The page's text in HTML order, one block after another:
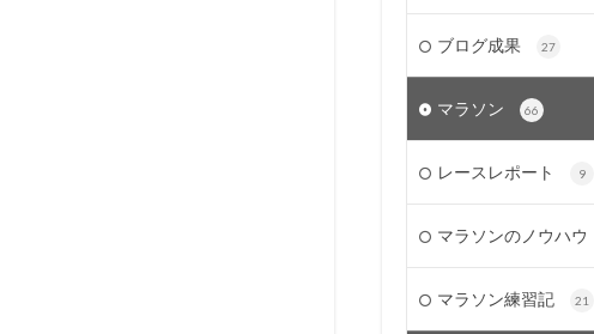
ブログ成果 27
マラソン 66
レースレポート 9
マラソンのノウハウ
マラソン練習記 21